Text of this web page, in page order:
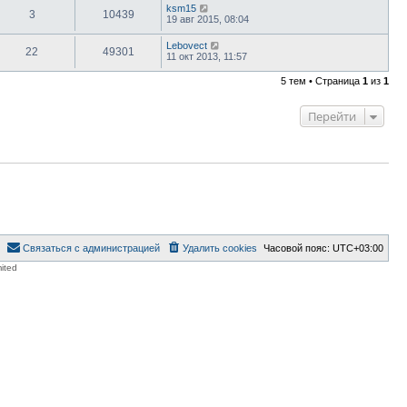
3 10439
ksm15
19 авг 2015, 08:04
22 49301
Lebovect
11 окт 2013, 11:57
5 тем • Страница 1 из 1
Перейти
Часовой пояс: UTC+03:00
Удалить cookies
Связаться с администрацией